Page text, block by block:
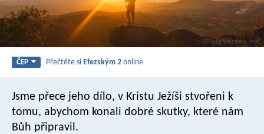
ČEP Přečtěte siEfezským 2 online
Jsme přece jeho dílo, v Kristu Ježíši stvořeni k
tomu, abychom konali dobré skutky, které nám
Bůh připravil.